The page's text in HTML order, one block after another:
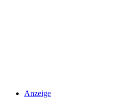
Anzeige